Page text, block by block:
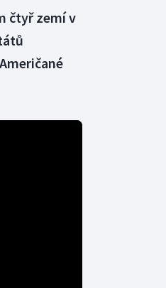
čtyř zemí v